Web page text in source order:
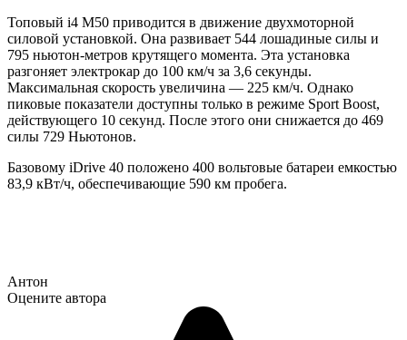
Топовый i4 M50 приводится в движение двухмоторной
силовой установкой. Она развивает 544 лошадиные силы и
795 ньютон-метров крутящего момента. Эта установка
разгоняет электрокар до 100 км/ч за 3,6 секунды.
Максимальная скорость увеличина — 225 км/ч. Однако
пиковые показатели доступны только в режиме Sport Boost,
действующего 10 секунд. После этого они снижается до 469
силы 729 Ньютонов.
Базовому iDrive 40 положено 400 вольтовые батареи емкостью
83,9 кВт/ч, обеспечивающие 590 км пробега.
Антон
Оцените автора